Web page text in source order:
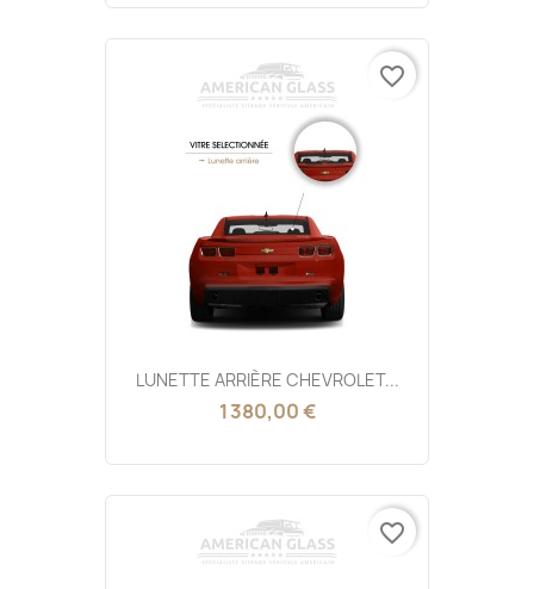
LUNETTE ARRIÈRE CHEVROLET...
1 380,00 €
favorite_border
favorite_border